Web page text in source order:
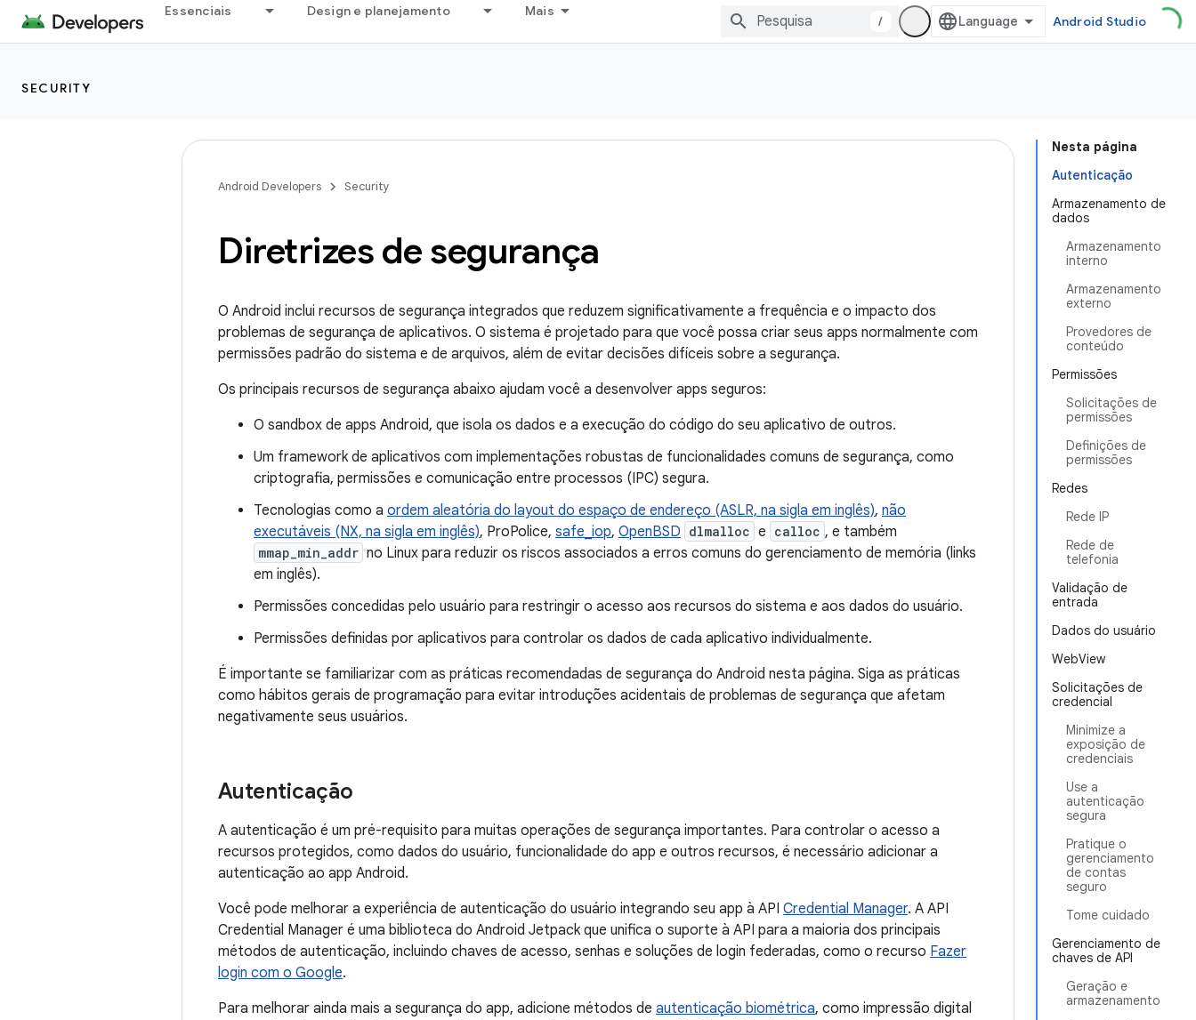
Essenciais Design e planejamento Mais
/ Android Studio
SECURITY
Nesta página
Autenticação
Armazenamento de
dados
Armazenamento
interno
Armazenamento
externo
Provedores de
conteúdo
Permissões
Solicitações de
permissões
Definições de
permissões
Redes
Rede IP
Rede de
telefonia
Validação de
entrada
Dados do usuário
WebView
Solicitações de
credencial
Minimize a
exposição de
credenciais
Use a
autenticação
segura
Pratique o
gerenciamento
de contas
seguro
Tome cuidado
Gerenciamento de
chaves de API
Geração e
armazenamento
Android Developers Security
Diretrizes de segurança
O Android inclui recursos de segurança integrados que reduzem significativamente a frequência e o impacto dos
problemas de segurança de aplicativos. O sistema é projetado para que você possa criar seus apps normalmente com
permissões padrão do sistema e de arquivos, além de evitar decisões difíceis sobre a segurança.
Os principais recursos de segurança abaixo ajudam você a desenvolver apps seguros:
O sandbox de apps Android, que isola os dados e a execução do código do seu aplicativo de outros.
Um framework de aplicativos com implementações robustas de funcionalidades comuns de segurança, como
criptografia, permissões e comunicação entre processos (IPC) segura.
Tecnologias como a ordem aleatória do layout do espaço de endereço (ASLR, na sigla em inglês), não
executáveis (NX, na sigla em inglês), ProPolice, safe_iop, OpenBSD dlmalloc e calloc , e também
mmap_min_addr no Linux para reduzir os riscos associados a erros comuns do gerenciamento de memória (links
em inglês).
Permissões concedidas pelo usuário para restringir o acesso aos recursos do sistema e aos dados do usuário.
Permissões definidas por aplicativos para controlar os dados de cada aplicativo individualmente.
É importante se familiarizar com as práticas recomendadas de segurança do Android nesta página. Siga as práticas
como hábitos gerais de programação para evitar introduções acidentais de problemas de segurança que afetam
negativamente seus usuários.
Autenticação
A autenticação é um pré-requisito para muitas operações de segurança importantes. Para controlar o acesso a
recursos protegidos, como dados do usuário, funcionalidade do app e outros recursos, é necessário adicionar a
autenticação ao app Android.
Você pode melhorar a experiência de autenticação do usuário integrando seu app à API Credential Manager. A API
Credential Manager é uma biblioteca do Android Jetpack que unifica o suporte à API para a maioria dos principais
métodos de autenticação, incluindo chaves de acesso, senhas e soluções de login federadas, como o recurso Fazer
login com o Google.
Para melhorar ainda mais a segurança do app, adicione métodos de autenticação biométrica, como impressão digital